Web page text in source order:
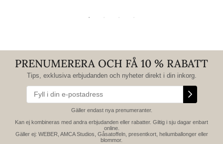
PRENUMERERA OCH FÅ 10 % RABATT
Tips, exklusiva erbjudanden och nyheter direkt i din inkorg.
Gäller endast nya prenumeranter.
Kan ej kombineras med andra erbjudanden eller rabatter. Giltig i sju dagar enbart
online.
Gäller ej: WEBER, AMCA Studios, Gåsatoffeln, presentkort, heliumballonger eller
blommor.